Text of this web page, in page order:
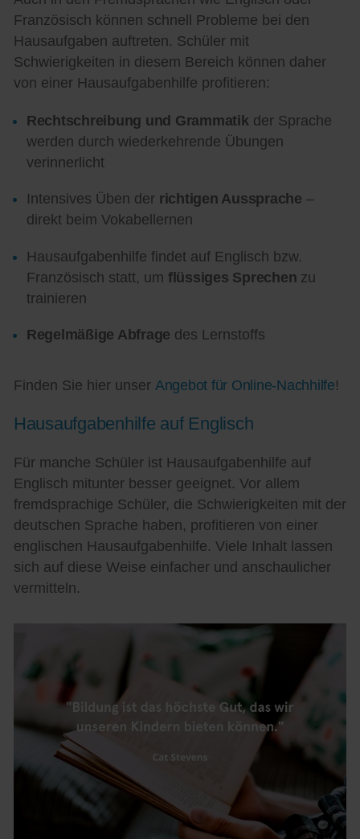
Französisch können schnell Probleme bei den
Hausaufgaben auftreten. Schüler mit
Schwierigkeiten in diesem Bereich können daher
von einer Hausaufgabenhilfe profitieren:
Rechtschreibung und Grammatik der Sprache
werden durch wiederkehrende Übungen
verinnerlicht
Intensives Üben der richtigen Aussprache –
direkt beim Vokabellernen
Hausaufgabenhilfe findet auf Englisch bzw.
Französisch statt, um flüssiges Sprechen zu
trainieren
Regelmäßige Abfrage des Lernstoffs
Finden Sie hier unser Angebot für Online-Nachhilfe!
Hausaufgabenhilfe auf Englisch
Für manche Schüler ist Hausaufgabenhilfe auf
Englisch mitunter besser geeignet. Vor allem
fremdsprachige Schüler, die Schwierigkeiten mit der
deutschen Sprache haben, profitieren von einer
englischen Hausaufgabenhilfe. Viele Inhalt lassen
sich auf diese Weise einfacher und anschaulicher
vermitteln.